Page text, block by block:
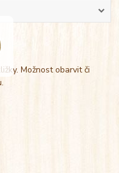
Možnost obarvit či